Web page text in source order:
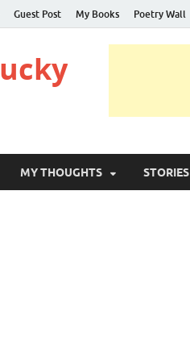
Guest Post My Books Poetry Wall
MY THOUGHTS STORIES